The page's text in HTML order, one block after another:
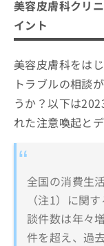
美容皮膚科クリ
イント
美容皮膚科をは
トラブルの相談が
うか？以下は
れた注意喚起と
全国の消費生
（注1）に関
談件数は年々
件を超え、過